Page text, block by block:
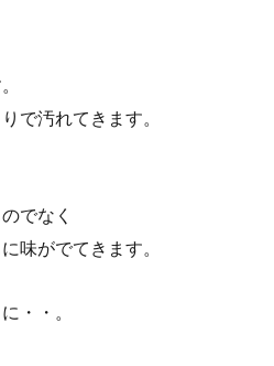
で汚れてきます。
でなく
味がでてきます。
・・。